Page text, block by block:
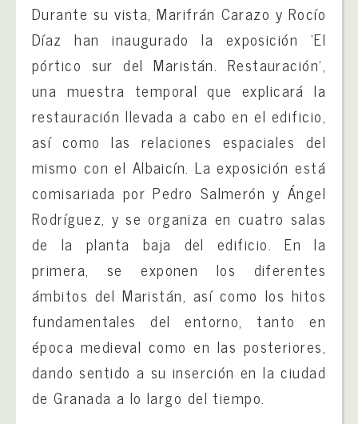
Durante su vista, Marifrán Carazo y Rocío
Díaz han inaugurado la exposición ‘El
pórtico sur del Maristán. Restauración’,
una muestra temporal que explicará la
restauración llevada a cabo en el edificio,
así como las relaciones espaciales del
mismo con el Albaicín. La exposición está
comisariada por Pedro Salmerón y Ángel
Rodríguez, y se organiza en cuatro salas
de la planta baja del edificio. En la
primera, se exponen los diferentes
ámbitos del Maristán, así como los hitos
fundamentales del entorno, tanto en
época medieval como en las posteriores,
dando sentido a su inserción en la ciudad
de Granada a lo largo del tiempo.